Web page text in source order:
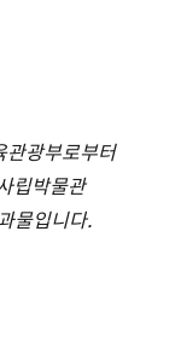
관광부로부터
립박물관
물입니다.